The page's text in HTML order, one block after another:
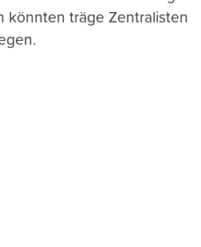
könnten träge Zentralisten